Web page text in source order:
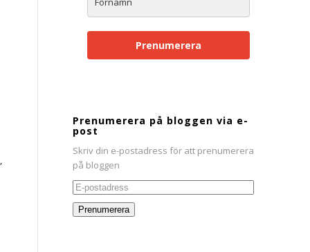
Prenumerera
Prenumerera på bloggen via e-
post
Skriv din e-postadress för att prenumerera
på bloggen
E-
postadress
Prenumerera